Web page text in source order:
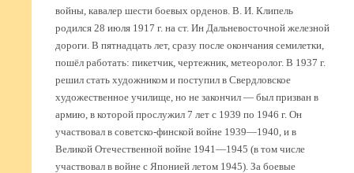
войны, кавалер шести боевых орденов. В. И. Клипель
родился 28 июля 1917 г. на ст. Ин Дальневосточной железной
дороги. В пятнадцать лет, сразу после окончания семилетки,
пошёл работать: пикетчик, чертежник, метеоролог. В 1937 г.
решил стать художником и поступил в Свердловское
художественное училище, но не закончил — был призван в
армию, в которой прослужил 7 лет с 1939 по 1946 г. Он
участвовал в советско-финской войне 1939—1940, и в
Великой Отечественной войне 1941—1945 (в том числе
участвовал в войне с Японией летом 1945). За боевые